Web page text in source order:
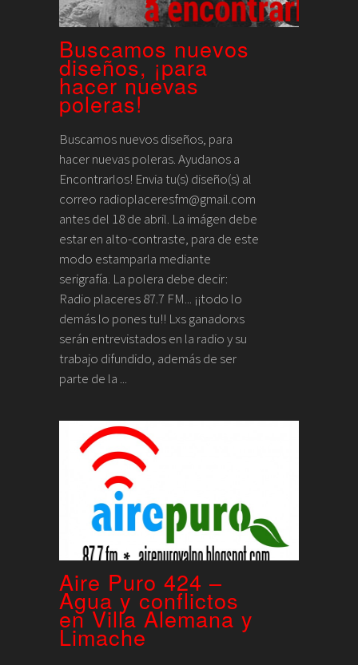
Buscamos nuevos
diseños, ¡para
hacer nuevas
poleras!
Buscamos nuevos diseños, para
hacer nuevas poleras. Ayudanos a
Encontrarlos! Envia tu(s) diseño(s) al
correo radioplaceresfm@gmail.com
antes del 18 de abril. La imágen debe
estar en alto-contraste, para de este
modo estamparla mediante
serigrafía. La polera debe decir:
Radio placeres 87.7 FM... ¡¡todo lo
demás lo pones tu!! Lxs ganadorxs
serán entrevistados en la radio y su
trabajo difundido, además de ser
parte de la ...
Aire Puro 424 –
Agua y conflictos
en Villa Alemana y
Limache